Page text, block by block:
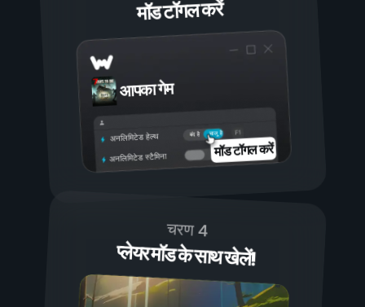
मॉड टॉगल करें
आपका गेम
चालू है
बंद है
अनलिमिटेड हेल्थ
अनलिमिटेड स्टैमिना मॉड टॉगल करें
चरण 4
प्लेयर मॉड के साथ खेलें!